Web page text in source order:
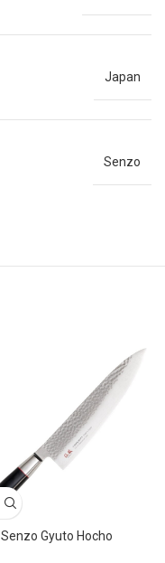
Japan
Senzo
Senzo Gyuto Hocho